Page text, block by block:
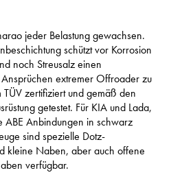
jeder Belastung gewachsen.
schützt vor Korrosion
noch Streusalz einen
extremer Offroader zu
zertifiziert und gemäß den
getestet. Für KIA und Lada,
ABE Anbindungen in schwarz
sind spezielle Dotz-
kleine Naben, aber auch offene
verfügbar.